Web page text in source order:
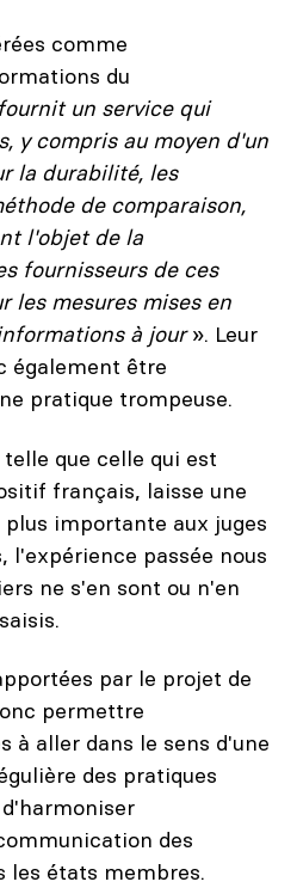
comme
du
fournit un service qui
y compris au moyen d'un
la durabilité, les
de comparaison,
l'objet de la
fournisseurs de ces
les mesures mises en
à jour». Leur
également être
pratique trompeuse.
que celle qui est
français, laisse une
importante aux juges
l'expérience passée nous
ne s'en sont ou n'en
par le projet de
permettre
à aller dans le sens d'une
des pratiques
des
les états membres.